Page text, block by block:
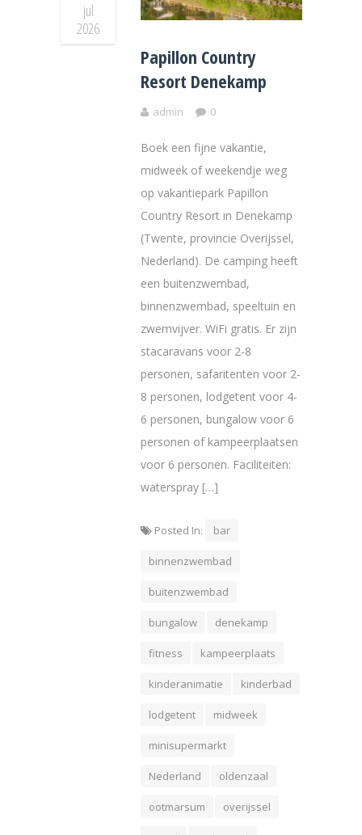
jul
2026
Papillon Country
Resort Denekamp
admin 0
Boek een fijne vakantie,
midweek of weekendje weg
op vakantiepark Papillon
Country Resort in Denekamp
(Twente, provincie Overijssel,
Nederland). De camping heeft
een buitenzwembad,
binnenzwembad, speeltuin en
zwemvijver. WiFi gratis. Er zijn
stacaravans voor 2-8
personen, safaritenten voor 2-
8 personen, lodgetent voor 4-
6 personen, bungalow voor 6
personen of kampeerplaatsen
voor 6 personen. Faciliteiten:
waterspray […]
Posted In: bar
binnenzwembad
buitenzwembad
bungalow denekamp
fitness kampeerplaats
kinderanimatie kinderbad
lodgetent midweek
minisupermarkt
Nederland oldenzaal
ootmarsum overijssel